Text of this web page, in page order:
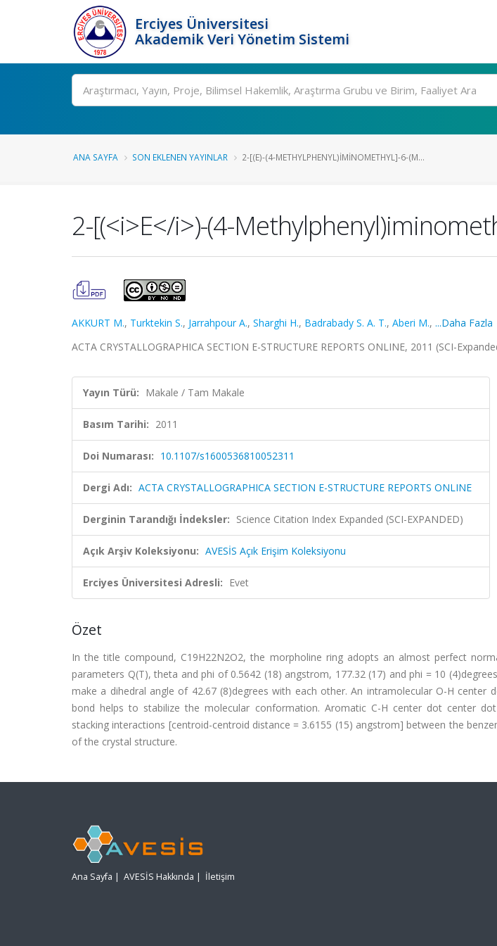
Erciyes Üniversitesi
Akademik Veri Yönetim Sistemi
Ara
ANA SAYFA SON EKLENEN YAYINLAR 2-[(E)-(4-METHYLPHENYL)IMINOMETHYL]-6-(M...
2-[(<i>E</i>)-(4-
AKKURT M., Turktekin S., Jarrahpour A., Sharghi H., Badrabady S. A. T., Aberi M., ...Daha Fazla
ACTA CRYSTALLOGRAPHICA SECTION E-STRUCTURE REPORTS ONLINE, 2011 (SCI-
Yayın Türü: Makale / Tam Makale
Basım Tarihi: 2011
Doi Numarası: 10.1107/s1600536810052311
Dergi Adı: ACTA CRYSTALLOGRAPHICA SECTION E-STRUCTURE REPORTS ONLINE
Derginin Tarandığı İndeksler: Science Citation Index Expanded (SCI-EXPANDED)
Açık Arşiv Koleksiyonu: AVESİS Açık Erişim Koleksiyonu
Erciyes Üniversitesi Adresli: Evet
Özet
In the title compound, C19H22N2O2, the morpholine ring adopts an almost perfect
parameters Q(T), theta and phi of 0.5642 (18) angstrom, 177.32 (17) and phi = 10
make a dihedral angle of 42.67 (8)degrees with each other. An intramolecular O-H
bond helps to stabilize the molecular conformation. Aromatic C-H center dot center
stacking interactions [centroid-centroid distance = 3.6155 (15) angstrom] between the
of the crystal structure.
Ana Sayfa | AVESİS Hakkında | İletişim